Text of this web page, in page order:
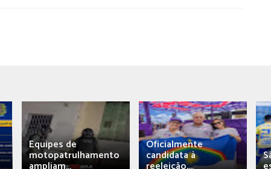
Equipes de
motopatrulhamento
Oficialmente
candidata à